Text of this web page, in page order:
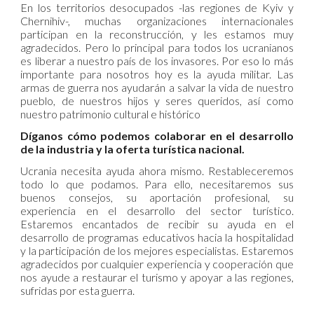
En los territorios desocupados -las regiones de Kyiv y
Chernihiv-, muchas organizaciones internacionales
participan en la reconstrucción, y les estamos muy
agradecidos. Pero lo principal para todos los ucranianos
es liberar a nuestro país de los invasores. Por eso lo más
importante para nosotros hoy es la ayuda militar. Las
armas de guerra nos ayudarán a salvar la vida de nuestro
pueblo, de nuestros hijos y seres queridos, así como
nuestro patrimonio cultural e histórico
Díganos cómo podemos colaborar en el desarrollo
de la industria y la oferta turística nacional.
Ucrania necesita ayuda ahora mismo. Restableceremos
todo lo que podamos. Para ello, necesitaremos sus
buenos consejos, su aportación profesional, su
experiencia en el desarrollo del sector turístico.
Estaremos encantados de recibir su ayuda en el
desarrollo de programas educativos hacia la hospitalidad
y la participación de los mejores especialistas. Estaremos
agradecidos por cualquier experiencia y cooperación que
nos ayude a restaurar el turismo y apoyar a las regiones,
sufridas por esta guerra.